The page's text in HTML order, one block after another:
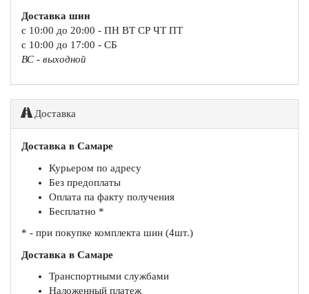
Доставка шин
с 10:00 до 20:00 - ПН ВТ СР ЧТ ПТ
с 10:00 до 17:00 - СБ
ВС - выходной
Доставка
Доставка в Самаре
Курьером по адресу
Без предоплаты
Оплата па факту получения
Бесплатно *
* - при покупке комплекта шин (4шт.)
Доставка в Самаре
Транспортными службами
Наложенный платеж